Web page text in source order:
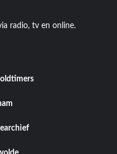
radio, tv en online.